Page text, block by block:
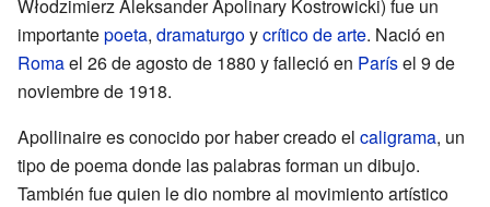
Włodzimierz Aleksander Apolinary Kostrowicki) fue un
importantepoeta, dramaturgoycrítico de arte. Nació en
Romael 26 de agosto de 1880 y falleció en Parísel 9 de
noviembre de 1918.
Apollinaire es conocido por haber creado el caligrama, un
tipo de poema donde las palabras forman un dibujo.
También fue quien le dio nombre al movimiento artístico